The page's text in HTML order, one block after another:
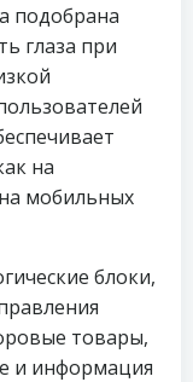
подобрана
глаза при
на
мобильных
блоки,
товары,
и информация